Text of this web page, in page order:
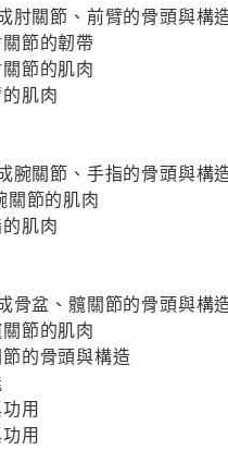
關節、前臂的骨頭與構
節的韌帶
節的肌肉
肌肉
關節、手指的骨頭與構
節的肌肉
肌肉
盆、髖關節的骨頭與構
節的肌肉
的骨頭與構造
用
用